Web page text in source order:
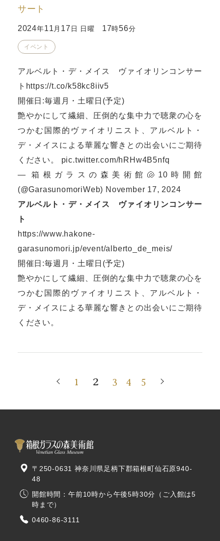
サート
2024年11 月 17 日 日曜 17時56分
イベント
アルベルト・デ・メイス ヴァイオリンコンサー
ト https://t.co/k58kc8iiv5
開催日:毎週月・土曜日(予定)
艶やかにして繊細、圧倒的な集中力で聴衆の心を
つかむ国際的ヴァイオリニスト、アルベルト・
デ・メイスによる華麗な響きとの出会いにご期待
ください。 pic.twitter.com/hRHw4B5nfq
— 箱根ガラスの森美術館🐚10時開館
(@GarasunomoriWeb) November 17, 2024
アルベルト・デ・メイス ヴァイオリンコンサー
ト
https://www.hakone-
garasunomori.jp/event/alberto_de_meis/
開催日:毎週月・土曜日(予定)
艶やかにして繊細、圧倒的な集中力で聴衆の心を
つかむ国際的ヴァイオリニスト、アルベルト・
デ・メイスによる華麗な響きとの出会いにご期待
ください。
1 2 3 4 5
〒250-0631 神奈川県足柄下郡箱根町仙石原940-
48
開館時間：午前10時から午後5時30分（ご入館は5
時まで）
0460-86-3111